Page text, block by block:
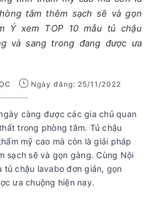
tắm thêm sạch sẽ và gọn
Ý xem TOP 10 mẫu tủ chậu
và sang trong đang được ưa
Ngày đăng: 25/11/2022
càng được các gia chủ quan
trong phòng tắm. Tủ chậu
mỹ cao mà còn là giải pháp
sạch sẽ và gọn gàng. Cùng Nội
tủ chậu lavabo đơn giản, gọn
ưa chuộng hiện nay.